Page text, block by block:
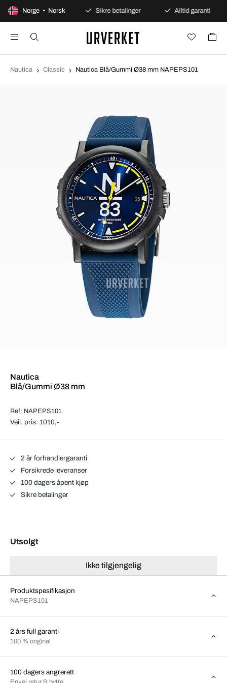
Norge • Norsk
dagers åpent kjøp Sikre betalinger Alltid garanti
Nautica Classic Nautica Blå/Gummi Ø38 mm NAPEPS101
Nautica
Blå/Gummi Ø38 mm
Ref: NAPEPS101
Veil. pris: 1010,-
2 år forhandlergaranti
Forsikrede leveranser
100 dagers åpent kjøp
Sikre betalinger
Utsolgt
Ikke tilgjengelig
Produktspesifikasjon
NAPEPS101
2 års full garanti
100 % original
100 dagers angrerett